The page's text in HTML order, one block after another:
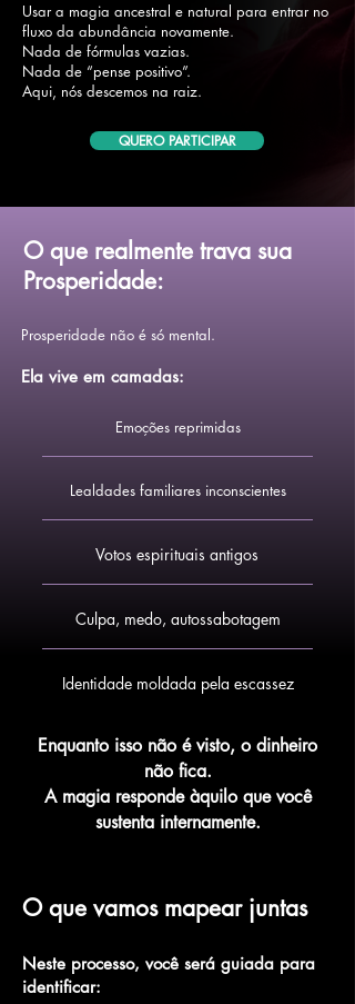
Usar a magia ancestral e natural para entrar no
fluxo da abundância novamente.
Nada de fórmulas vazias.
Nada de “pense positivo”.
Aqui, nós descemos na raiz.
QUERO PARTICIPAR
O que realmente trava sua
Prosperidade:
Prosperidade não é só mental.
Ela vive em camadas:
Emoções reprimidas
Lealdades familiares inconscientes
Votos espirituais antigos
Culpa, medo, autossabotagem
Identidade moldada pela escassez
Enquanto isso não é visto, o dinheiro
não fica.
A magia responde àquilo que você
sustenta internamente.
O que vamos mapear juntas
Neste processo, você será guiada para
identificar: